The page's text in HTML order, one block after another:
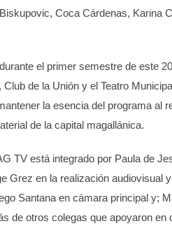
Coca Cárdenas, Karina
el primer semestre de este
de la Unión y el Teatro
la esencia del programa al
de la capital magallánica.
TV está integrado por Paula de
Grez en la realización audiovisual
Santana en cámara principal y;
de otros colegas que apoyaron en